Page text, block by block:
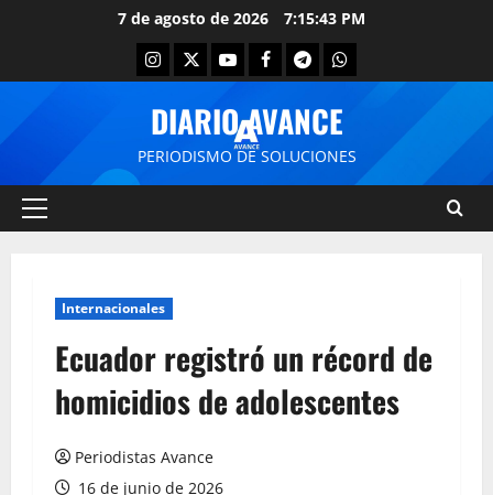
7 de agosto de 2026 7:15:43 PM
DIARIO AVANCE
PERIODISMO DE SOLUCIONES
Internacionales
Ecuador registró un récord de
homicidios de adolescentes
Periodistas Avance
16 de junio de 2026